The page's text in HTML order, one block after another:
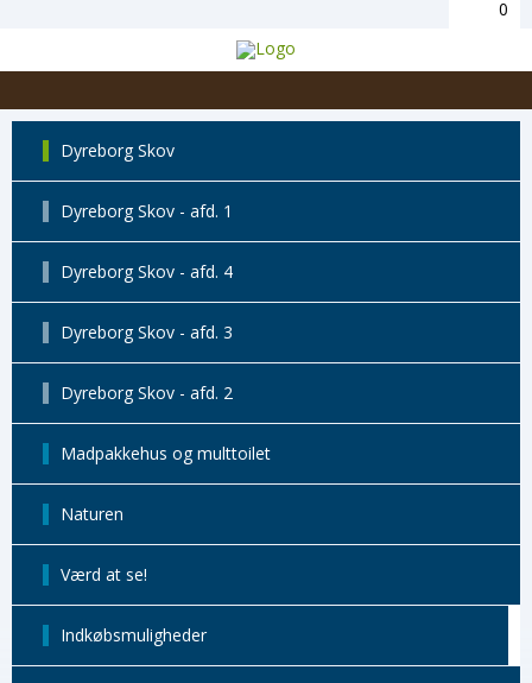
0
Dyreborg Skov
Dyreborg Skov - afd. 1
Dyreborg Skov - afd. 4
Dyreborg Skov - afd. 3
Dyreborg Skov - afd. 2
Madpakkehus og multtoilet
Naturen
Værd at se!
Indkøbsmuligheder